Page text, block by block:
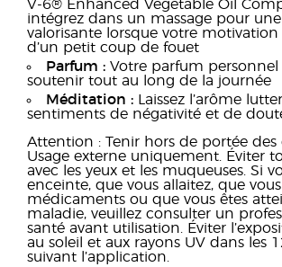
V-6® Enhanced Vegetable Oil
intégrez dans un massage pour
valorisante lorsque votre motivation
d’un petit coup de fouet
Parfum : Votre parfum personnel
soutenir tout au long de la journée
Méditation :
Laissez l’arôme
sentiments de négativité et de
Attention : Tenir hors de portée des
Usage externe uniquement. Éviter
avec les yeux et les muqueuses. Si
enceinte, que vous allaitez, que
médicaments ou que vous êtes
maladie, veuillez consulter un
santé avant utilisation. Éviter
au soleil et aux rayons UV dans les
suivant l’application.